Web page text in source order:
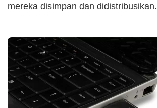
mereka disimpan dan didistribusikan.